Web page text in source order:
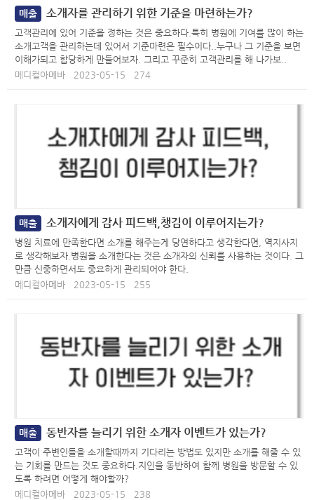
매출 소개자를 관리하기 위한 기준을 마련하는가?
고객관리에 있어 기준을 정하는 것은 중요하다.특히 병원에 기여를 많이 하는
소개고객을 관리하는데 있어서 기준마련은 필수이다..누구나 그 기준을 보면
이해가되고 합당하게 만들어보자. 그리고 꾸준히 고객관리를 해 나가보..
메디컬아메바
2023-05-15 274
매출 소개자에게 감사 피드백,챙김이 이루어지는가?
병원 치료에 만족한다면 소개를 해주는게 당연하다고 생각한다면, 역지사지
로 생각해보자.병원을 소개한다는 것은 소개자의 신뢰를 사용하는 것이다. 그
만큼 신중하면서도 중요하게 관리되어야 한다.
메디컬아메바
2023-05-15 255
매출 동반자를 늘리기 위한 소개자 이벤트가 있는가?
고객이 주변인들을 소개할때까지 기다리는 방법도 있지만 소개를 해줄 수 있
는 기회를 만드는 것도 중요하다.지인을 동반하여 함께 병원을 방문할 수 있
도록 하려면 어떻게 해야할까?
메디컬아메바
2023-05-15 238